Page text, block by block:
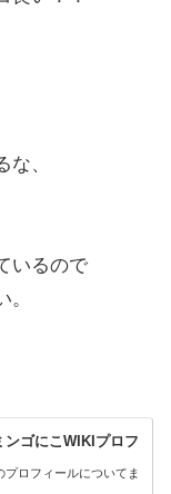
、
いるので
ンゴにこWIKIプロフ
ロフィールについてま